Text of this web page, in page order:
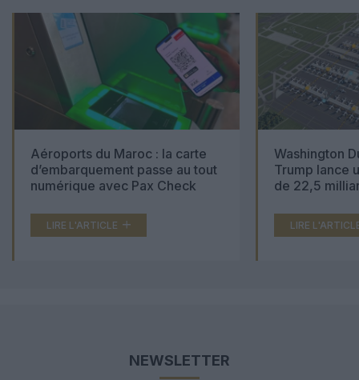
Aéroports du Maroc : la carte
d’embarquement passe au tout
numérique avec Pax Check
LIRE L'ARTICLE
Washington
Trump lance
de 22,5
LIRE
NEWSLETTER